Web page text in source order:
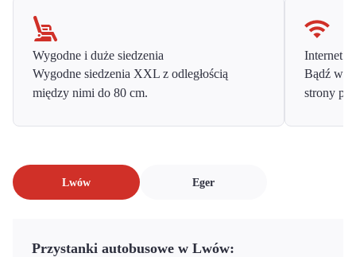
Wygodne i duże siedzenia
Wygodne siedzenia XXL z odległością
między nimi do 80 cm.
Internet
Bądź w
strony
Lwów Eger
Przystanki autobusowe w Lwów: